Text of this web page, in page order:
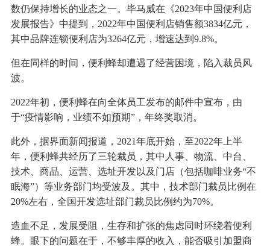
数仍保持增长的业态之一。毕马威在《2023年中国便利店
发展报告》中提到，2022年中国便利店销售额3834亿元，
其中品牌连锁便利店为3264亿元，增速达到9.8%。
但在同样的时间，便利蜂却遭遇了经营困境，陷入裁员风
波。
2022年初，便利蜂在向全体员工发布的邮件中宣布，由
于“疫情影响，业绩不如预期”，年终奖取消。
此外，据界面新闻报道，2021年底开始，至2022年上半
年，便利蜂共经历了三轮裁员，其中人事、物流、中台、
技术、商品、运营、选址开发以及门店（包括咖啡业务“不
眠海”）等业务部门均受波及。其中，技术部门裁员比例在
20%左右，全国开发选址部门裁员比例约为70%。
造血不足，发展受阻，生存和扩张的焦虑同时环绕着便利
蜂。眼下的问题在于，不够丰厚的收入，能否吸引加盟商